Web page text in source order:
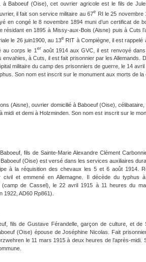
Baboeuf (Oise), cet ouvrier agricole est le fils de
il fait son service militaire au 67e RI le 25 novembre
en congé le 8 novembre 1894 muni d’un certificat de
résidant en 1895 à Missy-aux-Bois (Aisne) puis à Cuts
le 26 juin1900, au 13e RIT à Compiègne, il est rappelé
au corps le 1 er août 1914 aux GVC, il est renvoyé
à Cuts, il est fait prisonnier par les Allemands.
militaire du camp des prisonniers de guerre, le 14
Son nom est inscrit sur le monument aux morts de la
(Aisne), ouvrier domicilié à Baboeuf (Oise),
midi et demi à Holzminden. Son nom est inscrit sur le
fils de Sainte-Marie Alexandre Clément
(Oise) est versé dans les services auxiliaires
à la réquisition des chevaux les 5 et 6 août 1914.
civil et emmené en Allemagne. Il décède du typhus
(camp de Cassel), le 22 avril 1915 à 11 heures du
1922, AD60 Rp861).
fils de Gustave Férandelle, garçon de culture, et de
(Oise) épouse de Joséphine Nicolas. Fait
le 11 mars 1915 à deux heures de l’après-midi.